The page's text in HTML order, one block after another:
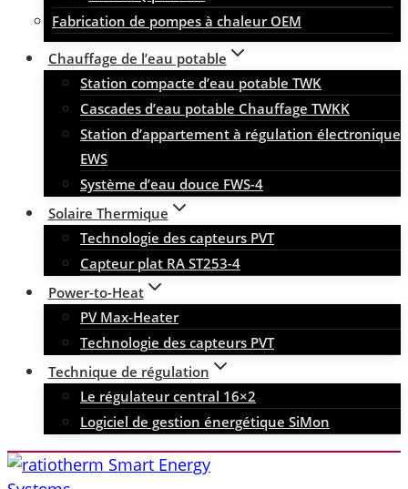
Fabrication de pompes à chaleur OEM
Chauffage de l’eau potable
Station compacte d’eau potable TWK
Cascades d’eau potable Chauffage TWKK
Station d’appartement à régulation électronique
EWS
Système d’eau douce FWS-4
Solaire Thermique
Technologie des capteurs PVT
Capteur plat RA ST253-4
Power-to-Heat
PV Max-Heater
Technologie des capteurs PVT
Technique de régulation
Le régulateur central 16×2
Logiciel de gestion énergétique SiMon